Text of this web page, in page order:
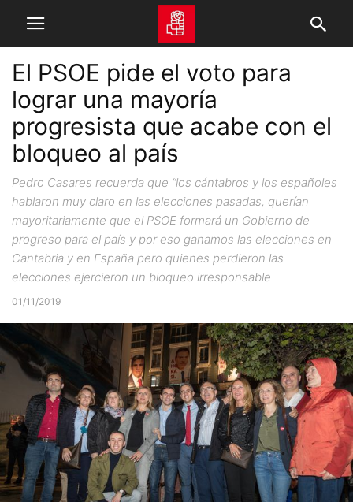
El PSOE pide el voto para
lograr una mayoría
progresista que acabe con el
bloqueo al país
Pedro Casares recuerda que “los cántabros y los españoles
hablaron muy claro en las elecciones pasadas, querían
mayoritariamente que el PSOE formará un Gobierno de
progreso para el país y por eso ganamos las elecciones en
Cantabria y en España pero quienes perdieron las
elecciones ejercieron un bloqueo irresponsable
01/11/2019